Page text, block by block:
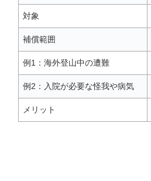
対象
補償範囲
例1：海外登山中の遭難
例2：入院が必要な怪我や病気
メリット